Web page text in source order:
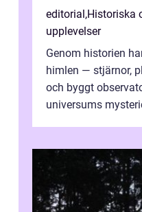
editorial,Historiska
upplevelser
Genom historien
himlen — stjärnor,
och byggt
universums